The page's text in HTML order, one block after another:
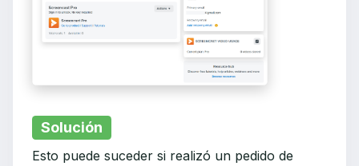
Solución
Esto puede suceder si realizó un pedido de